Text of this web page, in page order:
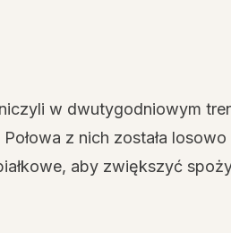
w dwutygodniowym
z nich została
aby zwiększyć